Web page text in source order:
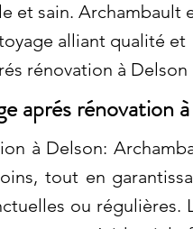
et sain. Archambault
alliant qualité et
rénovation à Delson
aprés rénovation
à Delson:
tout en
ou régulières.